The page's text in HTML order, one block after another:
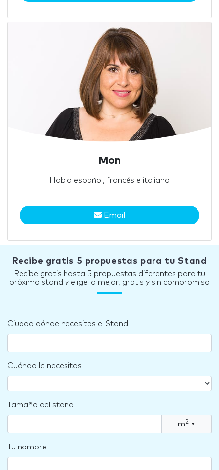
Mon
Habla español, francés e italiano
Email
Recibe gratis 5 propuestas para tu Stand
Recibe gratis hasta 5 propuestas diferentes para tu
próximo stand y elige la mejor, gratis y sin compromiso
Ciudad dónde necesitas el Stand
Cuándo lo necesitas
Tamaño del stand
m2 ▾
Tu nombre